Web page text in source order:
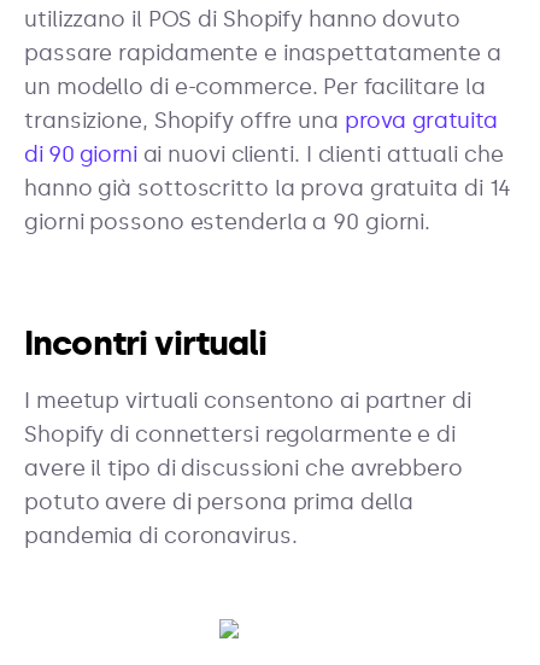
utilizzano il POS di Shopify hanno dovuto
passare rapidamente e inaspettatamente a
un modello di e-commerce. Per facilitare la
transizione, Shopify offre una prova gratuita
di 90 giorniai nuovi clienti. I clienti attuali che
hanno già sottoscritto la prova gratuita di 14
giorni possono estenderla a 90 giorni.
Incontri virtuali
I meetup virtuali consentono ai partner di
Shopify di connettersi regolarmente e di
avere il tipo di discussioni che avrebbero
potuto avere di persona prima della
pandemia di coronavirus.